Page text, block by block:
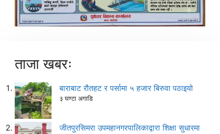
ताजा खबरः
बाराबाट रौतहट र पर्सामा ५ हजार बिरुवा पठाइयो
३ घण्टा अगाडि
जीतपुरसिमरा उपमहानगरपालिकाद्वारा शिक्षा सुधारमा